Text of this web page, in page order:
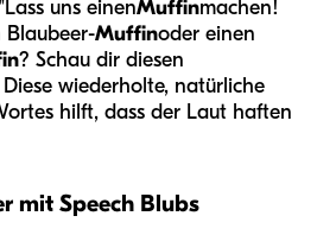
uns einenMuffinmachen!
Muffinoder einen
? Schau dir diesen
wiederholte, natürliche
hilft, dass der Laut haften
mit Speech Blubs